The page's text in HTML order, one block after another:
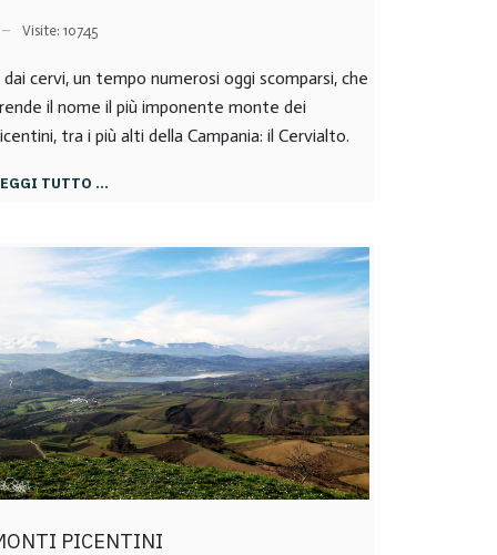
Visite: 10745
dai cervi, un tempo numerosi oggi scomparsi, che
il nome il più imponente monte dei
tra i più alti della Campania: il Cervialto.
TUTTO …
PICENTINI